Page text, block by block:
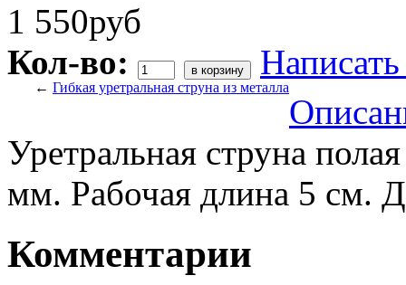
1 550руб
Кол-во:
← Гибкая уретральная струна из металла
Уретральная струна
мм. Рабочая длина 5 см.
Комментарии